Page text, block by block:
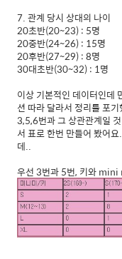
7. 관계 당시 상대의 나이
20초반(20~23) : 5명
20중반(24~26) : 15명
20후반(27~29) : 8명
30대초반(30~32) : 1명
이상 기본적인 데이터인데
션 따라 달라서 정리를 포
3,5,6번과 그 상관관계일
서 표로 한번 만들어 봤어
데..
우선 3번과 5번, 키와 mini